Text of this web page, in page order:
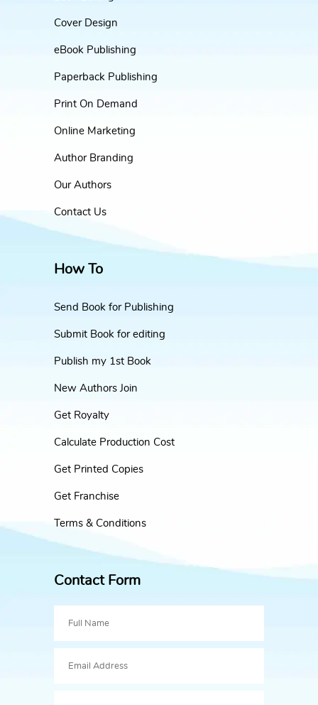
Cover Design
eBook Publishing
Paperback Publishing
Print On Demand
Online Marketing
Author Branding
Our Authors
Contact Us
How To
Send Book for Publishing
Submit Book for editing
Publish my 1st Book
New Authors Join
Get Royalty
Calculate Production Cost
Get Printed Copies
Get Franchise
Terms & Conditions
Contact Form